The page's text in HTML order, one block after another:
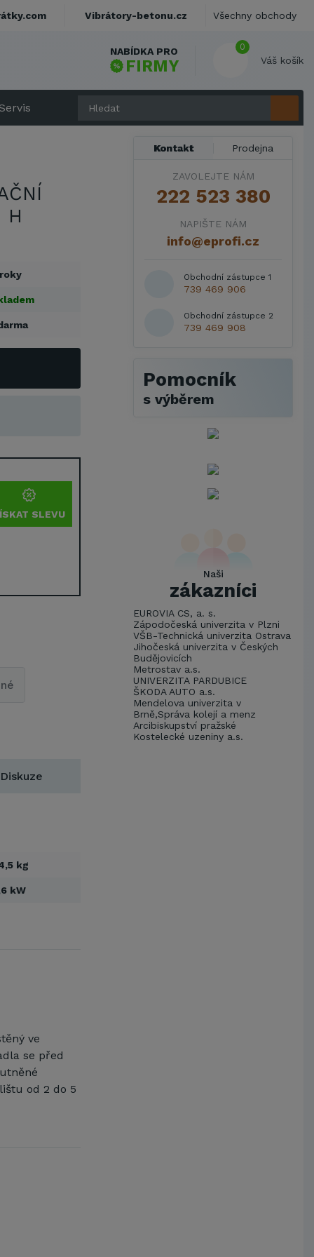
NABÍDKA PRO
FIRMY
0
Váš košík
H
SLEVU
Diskuze
kg
kW
ve
se před
od 2 do 5
Kontakt Prodejna
ZAVOLEJTE NÁM
222 523 380
NAPIŠTE NÁM
info@eprofi.cz
Obchodní zástupce 1
739 469 906
Obchodní zástupce 2
739 469 908
Pomocník
s výběrem
Naši
zákazníci
EUROVIA CS, a. s.
Zápodočeská univerzita v Plzni
VŠB-Technická univerzita Ostrava
Jihočeská univerzita v Českých
Budějovicích
Metrostav a.s.
UNIVERZITA PARDUBICE
ŠKODA AUTO a.s.
Mendelova univerzita v
Brně,Správa kolejí a menz
Arcibiskupství pražské
Kostelecké uzeniny a.s.
Vibrátory-betonu.cz Všechny obchody